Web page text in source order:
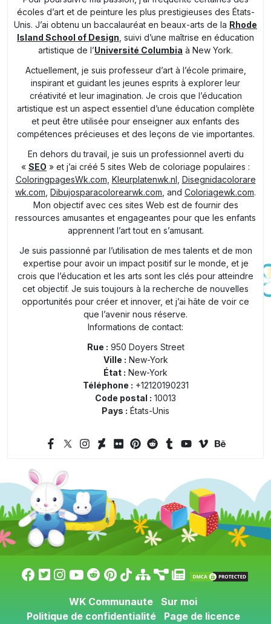
écoles d’art et de peinture les plus prestigieuses des États-
Unis. J’ai obtenu un baccalauréat en beaux-arts de la Rhode
Island School of Design , suivi d’une maîtrise en éducation
artistique de l’Université Columbia à New York.
Actuellement, je suis professeur d’art à l’école primaire,
inspirant et guidant les jeunes esprits à explorer leur
créativité et leur imagination. Je crois que l’éducation
artistique est un aspect essentiel d’une éducation complète
et peut être utilisée pour enseigner aux enfants des
compétences précieuses et des leçons de vie importantes.
En dehors du travail, je suis un professionnel averti du
« SEO » et j’ai créé 5 sites Web de coloriage populaires :
ColoringpagesWk.com Kleurplatenwk.nl Disegnidacolorare
wk.com Dibujosparacolorearwk.com , and Coloriagewk.com.
Mon objectif avec ces sites Web est de fournir des
ressources amusantes et engageantes pour que les enfants
apprennent l’art tout en s’amusant.
Je suis passionné par l’utilisation de mes talents et de mon
expertise pour avoir un impact positif sur le monde, et je
crois que l’éducation et les arts sont les clés pour atteindre
cet objectif. Je suis toujours à la recherche de nouvelles
opportunités pour créer et innover, et j’ai hâte de voir ce
que l’avenir nous réserve.
Informations de contact:
Rue : 950 Doyers Street
Ville : New-York
État : New-York
Téléphone : +12120190231
Code postal : 10013
Pays : États-Unis
WK Communaute
Sur moi
Politique de confidentialité
Page de licence